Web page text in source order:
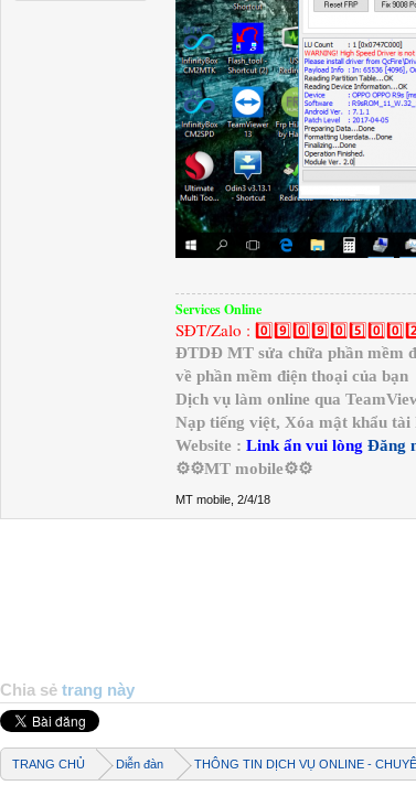
Services Online
SĐT/Zalo :
ĐTDĐ MT sửa chữa phần mềm
về phần mềm điện thoại của bạn
Dịch vụ làm online qua
Nạp tiếng việt, Xóa mật khẩu tài
Website : Link ẩn vui lòng Đăng
⚙️⚙️MT mobile⚙️⚙️
MT mobile 2/4/18
Chia sẻ trang này
TRANG CHỦ Diễn đàn THÔNG TIN DỊCH VỤ ONLINE -